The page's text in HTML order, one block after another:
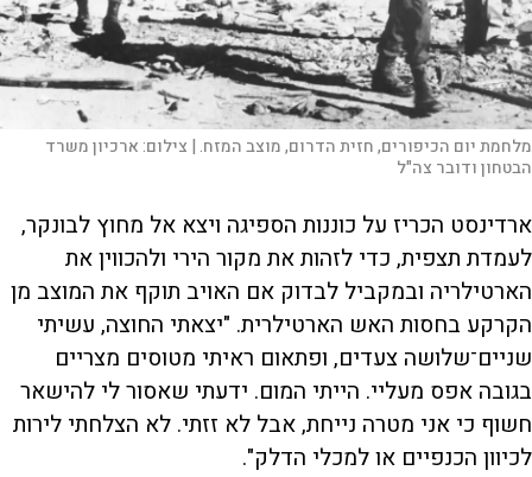
מלחמת יום הכיפורים, חזית הדרום, מוצב המזח. | צילום:ארכיון משרד
הבטחון ודובר צה"ל
ארדינסט הכריז על כוננות הספיגה ויצא אל מחוץ לבונקר,
לעמדת תצפית, כדי לזהות את מקור הירי ולהכווין את
הארטילריה ובמקביל לבדוק אם האויב תוקף את המוצב מן
הקרקע בחסות האש הארטילרית. "יצאתי החוצה, עשיתי
שניים־שלושה צעדים, ופתאום ראיתי מטוסים מצריים
בגובה אפס מעליי. הייתי המום. ידעתי שאסור לי להישאר
חשוף כי אני מטרה נייחת, אבל לא זזתי. לא הצלחתי לירות
לכיוון הכנפיים או למכלי הדלק".